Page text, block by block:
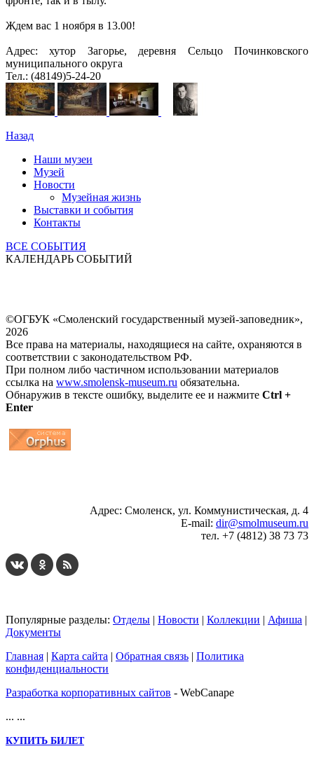
Ждем вас 1 ноября в 13.00!
Адрес: хутор Загорье, деревня Сельцо Починковского
муниципального округа
Тел.: (48149)5-24-20
Назад
Наши музеи
Музей
Новости
Музейная жизнь
Выставки и события
Контакты
ВСЕ СОБЫТИЯ
КАЛЕНДАРЬ СОБЫТИЙ
©ОГБУК «Смоленский государственный музей-заповедник»,
2026
Все права на материалы, находящиеся на сайте, охраняются в
соответствии с законодательством РФ.
При полном либо частичном использовании материалов
ссылка на www.smolensk-museum.ru обязательна.
Обнаружив в тексте ошибку, выделите ее и нажмите Ctrl +
Enter
Адрес: Смоленск, ул. Коммунистическая, д. 4
E-mail: dir@smolmuseum.ru
тел. +7 (4812) 38 73 73
Популярные разделы: Отделы | Новости | Коллекции | Афиша |
Документы
Главная | Карта сайта | Обратная связь | Политика
конфиденциальности
Разработка корпоративных сайтов - WebCanape
... ...
КУПИТЬ БИЛЕТ